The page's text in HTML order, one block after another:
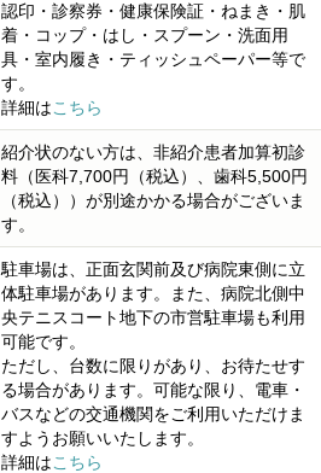
認印・診察券・健康保険証・ねまき・肌
着・コップ・はし・スプーン・洗面用
具・室内履き・ティッシュペーパー等で
す。
詳細はこちら
紹介状のない方は、非紹介患者加算初診
料（医科7,700円（税込）、歯科5,500円
（税込））が別途かかる場合がございま
す。
駐車場は、正面玄関前及び病院東側に立
体駐車場があります。また、病院北側中
央テニスコート地下の市営駐車場も利用
可能です。
ただし、台数に限りがあり、お待たせす
る場合があります。可能な限り、電車・
バスなどの交通機関をご利用いただけま
すようお願いいたします。
詳細はこちら